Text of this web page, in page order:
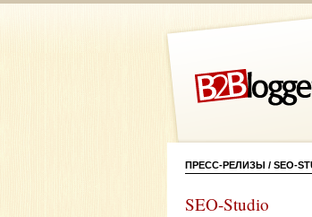
ПРЕСС-РЕЛИЗЫ / SEO-
SEO-Studio